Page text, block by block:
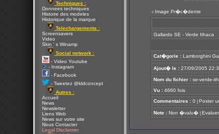
Techniques :
Donnees techniques
Histoire des modeles
Historique de la marque
Telechargements :
Screensavers
Video
Skin ' s Winamp
Social network :
- Video Youtube
- Instagram
- Facebook
- Tweetez @kldconcept
Autres :
Accueil
News
Newsletter
Liens Web
News sur votre site
Nous Contacter
Legal Disclaimer
< Image Pr�c�dente
Gallardo SE - Verde Ithaca
Cat�gorie : Lamborghini
Ajout� le : 27/09/2005
Nom du fichier : se-verde-
Vu : 4660 fois
Commentaires : 0 [ Poster
Note : Non �valu� [ Evaluer